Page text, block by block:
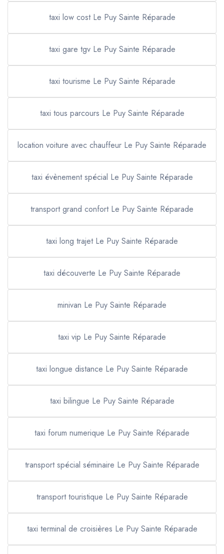
taxi low cost Le Puy Sainte Réparade
taxi gare tgv Le Puy Sainte Réparade
taxi tourisme Le Puy Sainte Réparade
taxi tous parcours Le Puy Sainte Réparade
location voiture avec chauffeur Le Puy Sainte Réparade
taxi évènement spécial Le Puy Sainte Réparade
transport grand confort Le Puy Sainte Réparade
taxi long trajet Le Puy Sainte Réparade
taxi découverte Le Puy Sainte Réparade
minivan Le Puy Sainte Réparade
taxi vip Le Puy Sainte Réparade
taxi longue distance Le Puy Sainte Réparade
taxi bilingue Le Puy Sainte Réparade
taxi forum numerique Le Puy Sainte Réparade
transport spécial séminaire Le Puy Sainte Réparade
transport touristique Le Puy Sainte Réparade
taxi terminal de croisières Le Puy Sainte Réparade